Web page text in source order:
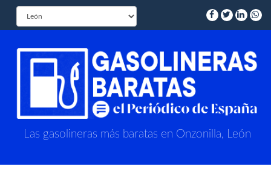
Las gasolineras más baratas en Onzonilla, León